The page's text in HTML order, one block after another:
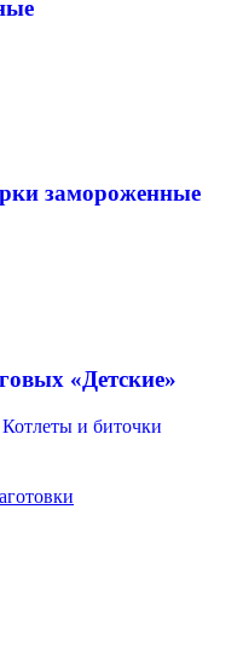
замороженные
«Детские»
Котлеты и биточки